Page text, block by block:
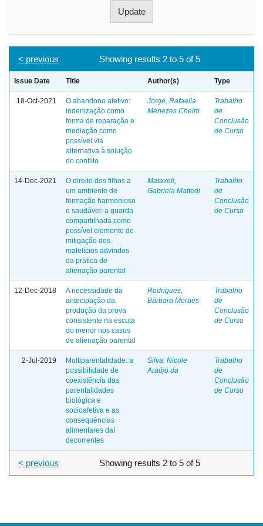
Showing results 2 to 5 of 5
< previous
Issue Date Title Author(s) Type
18-Oct-2021
O abandono afetivo:
indenização como
forma de reparação e
mediação como
possível via
alternativa à solução
do conflito
Jorge, Rafaella
Menezes Cheim
Trabalho
de
Conclusão
de Curso
14-Dec-2021
O direito dos filhos a
um ambiente de
formação harmonioso
e saudável: a guarda
compartilhada como
possível elemento de
mitigação dos
malefícios advindos
da prática de
alienação parental
Mataveli,
Gabriela Mattedi
Trabalho
de
Conclusão
de Curso
12-Dec-2018
A necessidade da
antecipação da
produção da prova
consistente na escuta
do menor nos casos
de alienação parental
Rodrigues,
Bárbara Moraes
Trabalho
de
Conclusão
de Curso
2-Jul-2019
Multiparentalidade: a
possibilidade de
coexistência das
parentalidades
biológica e
socioafetiva e as
consequências
alimentares daí
decorrentes
Silva, Nicole
Araújo da
Trabalho
de
Conclusão
de Curso
Showing results 2 to 5 of 5
< previous